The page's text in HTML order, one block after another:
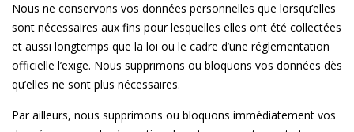
Nous ne conservons vos données personnelles que lorsqu’elles
sont nécessaires aux fins pour lesquelles elles ont été collectées
et aussi longtemps que la loi ou le cadre d’une réglementation
officielle l’exige. Nous supprimons ou bloquons vos données dès
qu’elles ne sont plus nécessaires.
Par ailleurs, nous supprimons ou bloquons immédiatement vos